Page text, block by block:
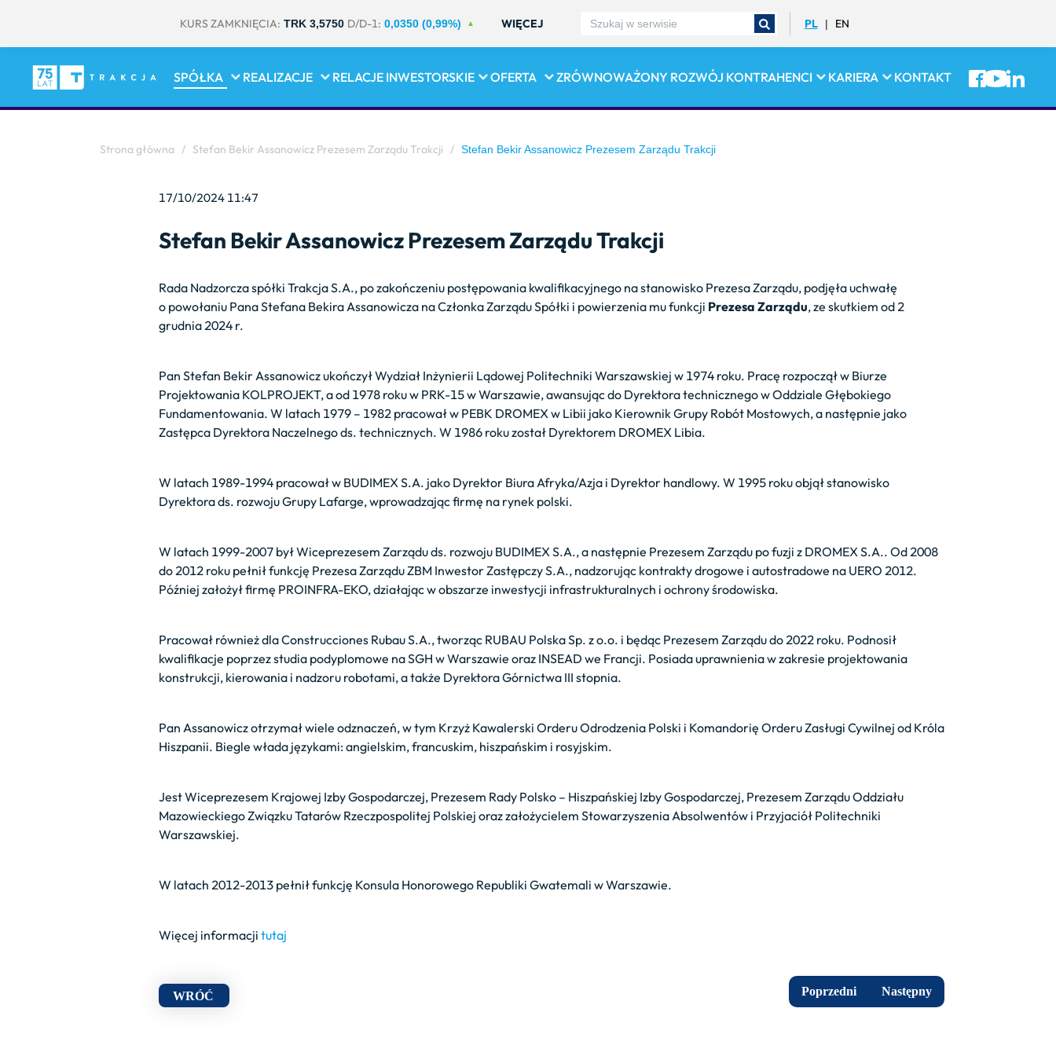
KURS ZAMKNIĘCIA: TRK 3,5750 D/D-1: 0,0350 (0,99%) WIĘCEJ PL | EN
SPÓŁKA REALIZACJE RELACJE INWESTORSKIE OFERTA ZRÓWNOWAŻONY ROZWÓJ KONTRAHENCI KARIERA KONTAKT
Strona główna / Stefan Bekir Assanowicz Prezesem Zarządu Trakcji / Stefan Bekir Assanowicz Prezesem Zarządu Trakcji
17/10/2024 11:47
Stefan Bekir Assanowicz Prezesem Zarządu Trakcji
Rada Nadzorcza spółki Trakcja S.A., po zakończeniu postępowania kwalifikacyjnego na stanowisko Prezesa Zarządu, podjęła uchwałę
o powołaniu Pana Stefana Bekira Assanowicza na Członka Zarządu Spółki i powierzenia mu funkcji Prezesa Zarządu, ze skutkiem od 2
grudnia 2024 r.
Pan Stefan Bekir Assanowicz ukończył Wydział Inżynierii Lądowej Politechniki Warszawskiej w 1974 roku. Pracę rozpoczął w Biurze
Projektowania KOLPROJEKT, a od 1978 roku w PRK-15 w Warszawie, awansując do Dyrektora technicznego w Oddziale Głębokiego
Fundamentowania. W latach 1979 – 1982 pracował w PEBK DROMEX w Libii jako Kierownik Grupy Robót Mostowych, a następnie jako
Zastępca Dyrektora Naczelnego ds. technicznych. W 1986 roku został Dyrektorem DROMEX Libia.
W latach 1989-1994 pracował w BUDIMEX S.A. jako Dyrektor Biura Afryka/Azja i Dyrektor handlowy. W 1995 roku objął stanowisko
Dyrektora ds. rozwoju Grupy Lafarge, wprowadzając firmę na rynek polski.
W latach 1999-2007 był Wiceprezesem Zarządu ds. rozwoju BUDIMEX S.A., a następnie Prezesem Zarządu po fuzji z DROMEX S.A.. Od 2008
do 2012 roku pełnił funkcję Prezesa Zarządu ZBM Inwestor Zastępczy S.A., nadzorując kontrakty drogowe i autostradowe na UERO 2012.
Później założył firmę PROINFRA-EKO, działając w obszarze inwestycji infrastrukturalnych i ochrony środowiska.
Pracował również dla Construcciones Rubau S.A., tworząc RUBAU Polska Sp. z o.o. i będąc Prezesem Zarządu do 2022 roku. Podnosił
kwalifikacje poprzez studia podyplomowe na SGH w Warszawie oraz INSEAD we Francji. Posiada uprawnienia w zakresie projektowania
konstrukcji, kierowania i nadzoru robotami, a także Dyrektora Górnictwa III stopnia.
Pan Assanowicz otrzymał wiele odznaczeń, w tym Krzyż Kawalerski Orderu Odrodzenia Polski i Komandorię Orderu Zasługi Cywilnej od Króla
Hiszpanii. Biegle włada językami: angielskim, francuskim, hiszpańskim i rosyjskim.
Jest Wiceprezesem Krajowej Izby Gospodarczej, Prezesem Rady Polsko – Hiszpańskiej Izby Gospodarczej, Prezesem Zarządu Oddziału
Mazowieckiego Związku Tatarów Rzeczpospolitej Polskiej oraz założycielem Stowarzyszenia Absolwentów i Przyjaciół Politechniki
Warszawskiej.
W latach 2012-2013 pełnił funkcję Konsula Honorowego Republiki Gwatemali w Warszawie.
Więcej informacji tutaj
WRÓĆ Poprzedni Następny